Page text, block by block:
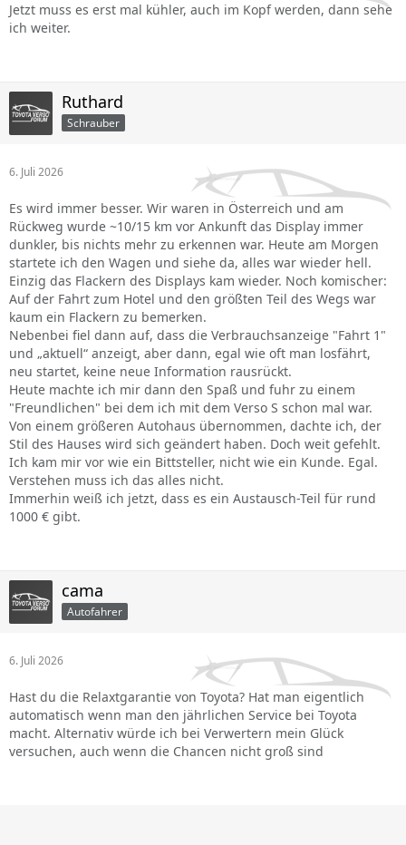
Jetzt muss es erst mal kühler, auch im Kopf werden, dann sehe
ich weiter.
Ruthard
Schrauber
6. Juli 2026
Es wird immer besser. Wir waren in Österreich und am
Rückweg wurde ~10/15 km vor Ankunft das Display immer
dunkler, bis nichts mehr zu erkennen war. Heute am Morgen
startete ich den Wagen und siehe da, alles war wieder hell.
Einzig das Flackern des Displays kam wieder. Noch komischer:
Auf der Fahrt zum Hotel und den größten Teil des Wegs war
kaum ein Flackern zu bemerken.
Nebenbei fiel dann auf, dass die Verbrauchsanzeige "Fahrt 1"
und „aktuell“ anzeigt, aber dann, egal wie oft man losfährt,
neu startet, keine neue Information rausrückt.
Heute machte ich mir dann den Spaß und fuhr zu einem
"Freundlichen" bei dem ich mit dem Verso S schon mal war.
Von einem größeren Autohaus übernommen, dachte ich, der
Stil des Hauses wird sich geändert haben. Doch weit gefehlt.
Ich kam mir vor wie ein Bittsteller, nicht wie ein Kunde. Egal.
Verstehen muss ich das alles nicht.
Immerhin weiß ich jetzt, dass es ein Austausch-Teil für rund
1000 € gibt.
cama
Autofahrer
6. Juli 2026
Hast du die Relaxtgarantie von Toyota? Hat man eigentlich
automatisch wenn man den jährlichen Service bei Toyota
macht. Alternativ würde ich bei Verwertern mein Glück
versuchen, auch wenn die Chancen nicht groß sind